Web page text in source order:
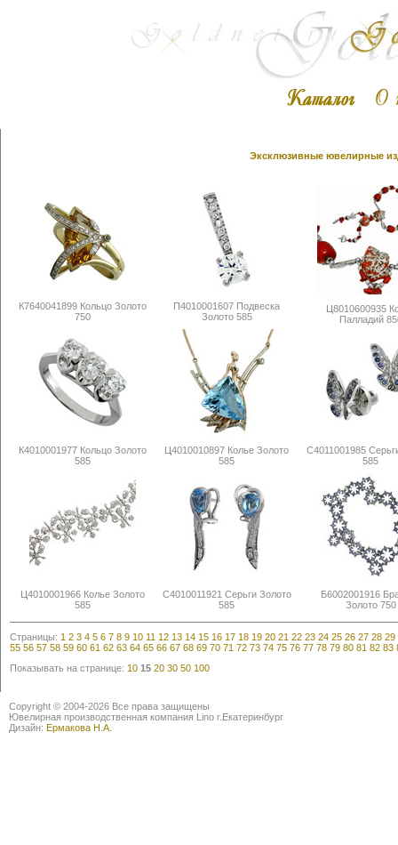
Эксклюзивные ювелирные
К7640041899 Кольцо Золото
750
П4010001607 Подвеска
Золото 585
Ц8010600935
Палладий
К4010001977 Кольцо Золото
585
Ц4010010897 Колье Золото
585
С4011001985
585
Ц4010001966 Колье Золото
585
С4010011921 Серьги Золото
585
Б6002001916
Золото 750
Страницы: 1 2 3 4 5 6 7 8 9 10 11 12 13 14 15 16 17 18 19 20 21 22 23 24 25 26 27 28 29
55 56 57 58 59 60 61 62 63 64 65 66 67 68 69 70 71 72 73 74 75 76 77 78 79 80 81 82 83
Показывать на странице: 10 15 20 30 50 100
Copyright © 2004-2026 Все права защищены
Ювелирная производственная компания Lino г.Екатеринбург
Дизайн: Ермакова Н.А.